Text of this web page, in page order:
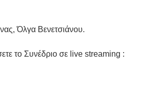
Όλγα Βενετσιάνου.
το Συνέδριο σε live streaming :